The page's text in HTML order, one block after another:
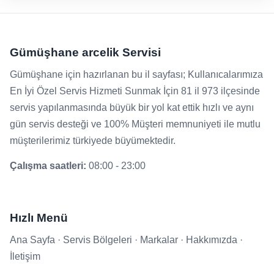
Gümüşhane arcelik Servisi
Gümüşhane için hazırlanan bu il sayfası; Kullanıcalarımıza
En İyi Özel Servis Hizmeti Sunmak İçin 81 il 973 ilçesinde
servis yapılanmasında büyük bir yol kat ettik hızlı ve aynı
gün servis desteği ve 100% Müşteri memnuniyeti ile mutlu
müşterilerimiz türkiyede büyümektedir.
Çalışma saatleri: 08:00 - 23:00
Hızlı Menü
Ana Sayfa · Servis Bölgeleri · Markalar · Hakkımızda ·
İletişim